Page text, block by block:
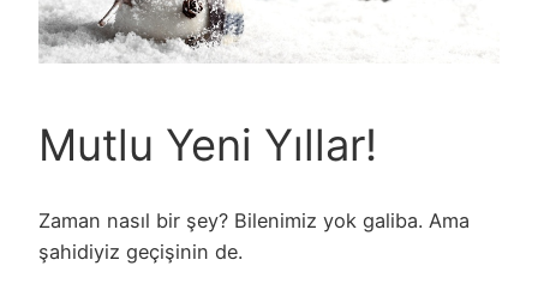
Mutlu Yeni Yıllar!
Zaman nasıl bir şey? Bilenimiz yok galiba. Ama
şahidiyiz geçişinin de.